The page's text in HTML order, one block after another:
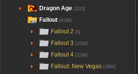
Dragon Age [1115]
Fallout [6188]
Fallout 2 [6]
Fallout 3 [1034]
Fallout 4 [2264]
Fallout: New Vegas [2884]